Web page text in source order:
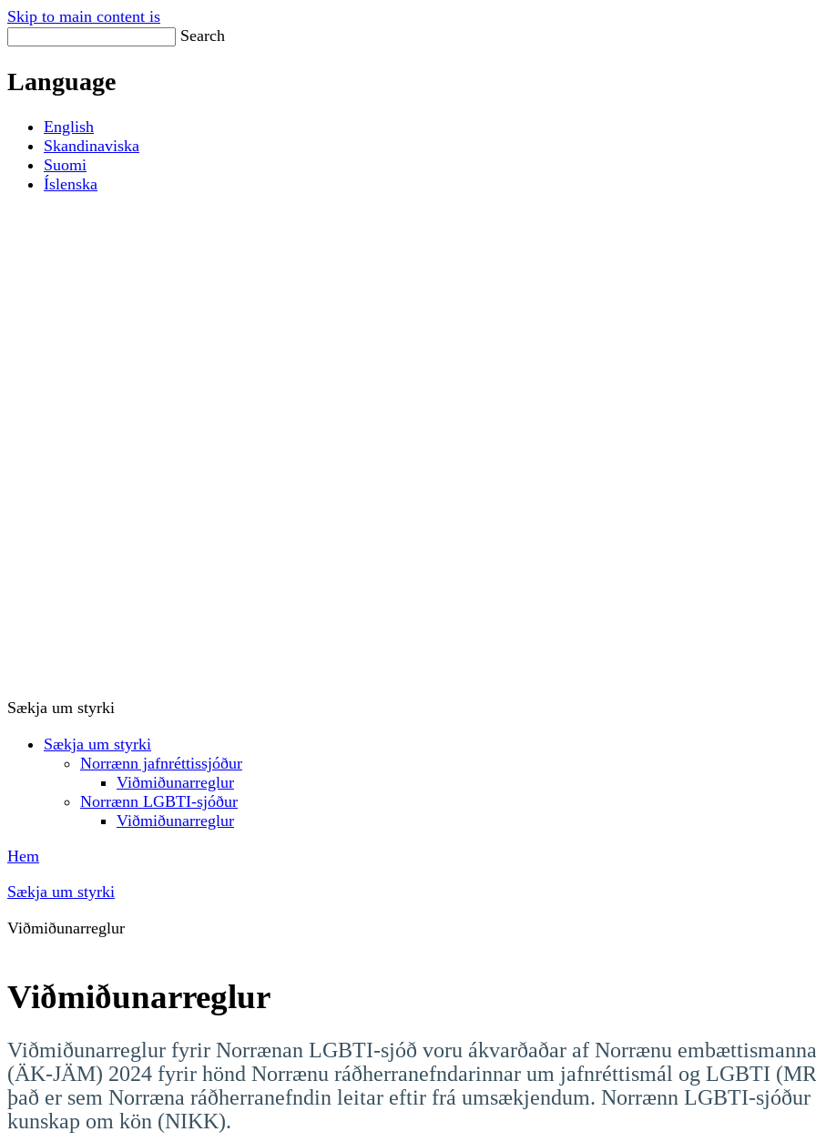
Skip to main content is
Search
Language
English
Skandinaviska
Suomi
Íslenska
Sækja um styrki
Sækja um styrki
Norrænn jafnréttissjóður
Viðmiðunarreglur
Norrænn LGBTI-sjóður
Viðmiðunarreglur
Hem
Sækja um styrki
Viðmiðunarreglur
Viðmiðunarreglur
Viðmiðunarreglur fyrir Norrænan LGBTI-sjóð voru ákvarðaðar af Norrænu
(ÄK-JÄM) 2024 fyrir hönd Norrænu ráðherranefndarinnar um jafnréttismál og LGBTI
það er sem Norræna ráðherranefndin leitar eftir frá umsækjendum. Norrænn LGBTI-
kunskap om kön (NIKK).